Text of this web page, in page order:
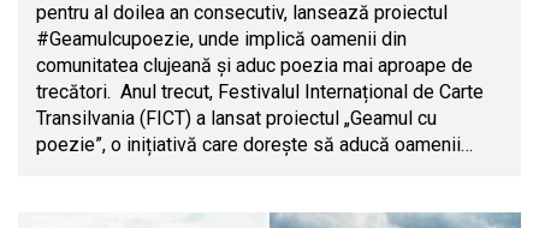
pentru al doilea an consecutiv, lansează proiectul
#Geamulcupoezie, unde implică oamenii din
comunitatea clujeană și aduc poezia mai aproape de
trecători. Anul trecut, Festivalul Internațional de Carte
Transilvania (FICT) a lansat proiectul „Geamul cu
poezie”, o inițiativă care dorește să aducă oamenii…